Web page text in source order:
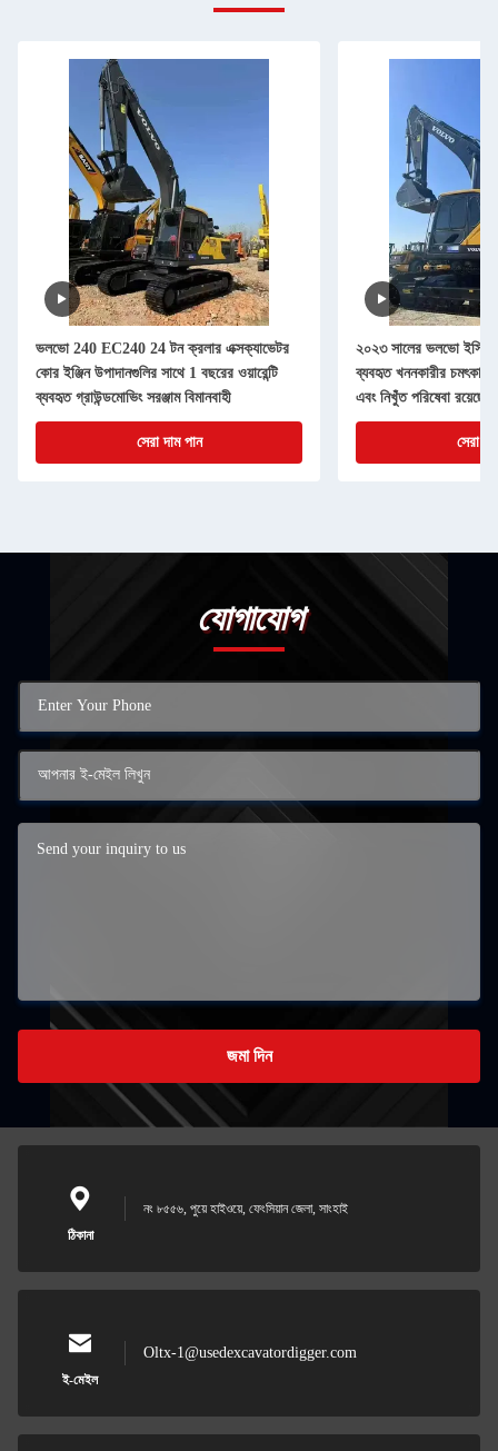
ভলভো 240 EC240 24 টন ক্রলার এক্সক্যাভেটর
কোর ইঞ্জিন উপাদানগুলির সাথে 1 বছরের ওয়ারেন্টি
ব্যবহৃত গ্রাউন্ডমোভিং সরঞ্জাম বিমানবাহী
সেরা দাম পান
২০২৩ সালের ভলভো
ব্যবহৃত খননকারীর চমৎকার
এবং নিখুঁত পরিষেবা রয়েছে
সেরা
যোগাযোগ
জমা দিন
ঠিকানা
নং ৮৫৫৬, পুয়ে হাইওয়ে, ফেংসিয়ান জেলা, সাংহাই
ই-মেইল
Oltx-1@usedexcavatordigger.com